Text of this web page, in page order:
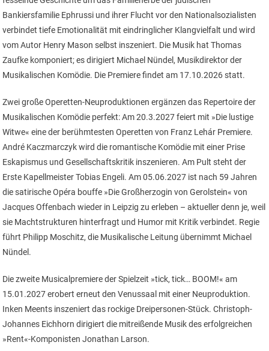
Bankiersfamilie Ephrussi und ihrer Flucht vor den Nationalsozialisten
verbindet tiefe Emotionalität mit eindringlicher Klangvielfalt und wird
vom Autor Henry Mason selbst inszeniert. Die Musik hat Thomas
Zaufke komponiert; es dirigiert Michael Nündel, Musikdirektor der
Musikalischen Komödie. Die Premiere findet am 17.10.2026 statt.
Zwei große Operetten-Neuproduktionen ergänzen das Repertoire der
Musikalischen Komödie perfekt: Am 20.3.2027 feiert mit »Die lustige
Witwe« eine der berühmtesten Operetten von Franz Lehár Premiere.
André Kaczmarczyk wird die romantische Komödie mit einer Prise
Eskapismus und Gesellschaftskritik inszenieren. Am Pult steht der
Erste Kapellmeister Tobias Engeli. Am 05.06.2027 ist nach 59 Jahren
die satirische Opéra bouffe »Die Großherzogin von Gerolstein« von
Jacques Offenbach wieder in Leipzig zu erleben – aktueller denn je, weil
sie Machtstrukturen hinterfragt und Humor mit Kritik verbindet. Regie
führt Philipp Moschitz, die Musikalische Leitung übernimmt Michael
Nündel.
Die zweite Musicalpremiere der Spielzeit »tick, tick… BOOM!« am
15.01.2027 erobert erneut den Venussaal mit einer Neuproduktion.
Inken Meents inszeniert das rockige Dreipersonen-Stück. Christoph-
Johannes Eichhorn dirigiert die mitreißende Musik des erfolgreichen
»Rent«-Komponisten Jonathan Larson.